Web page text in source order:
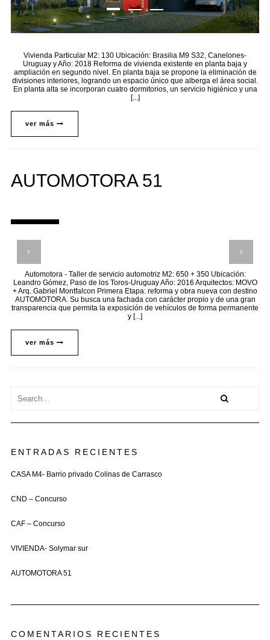
Vivienda Particular M2: 130 Ubicación: Brasilia M9 S32, Canelones-
Uruguay y Año: 2018 Reforma de vivienda existente en planta baja y
ampliación en segundo nivel. En planta baja se propone la eliminación de
divisiones interiores, logrando un espacio único que alberga el área social.
En planta alta se incorporan cuatro dormitorios, un servicio higiénico y una
[...]
ver más
AUTOMOTORA 51
Automotora - Taller de servicio automotriz M2: 650 + 350 Ubicación:
Leandro Gómez, Paso de los Toros-Uruguay Año: 2016 Arquitectos: MOVO
+ Arq. Gabriel Montfalcon Primera Etapa: reforma y obra nueva con destino
AUTOMOTORA. Su busca una fachada con carácter propio y de una gran
transparencia que permita la exposición de vehículos de forma permanente
y [...]
ver más
ENTRADAS RECIENTES
CASA M4- Barrio privado Colinas de Carrasco
CND – Concurso
CAF – Concurso
VIVIENDA- Solymar sur
AUTOMOTORA 51
COMENTARIOS RECIENTES